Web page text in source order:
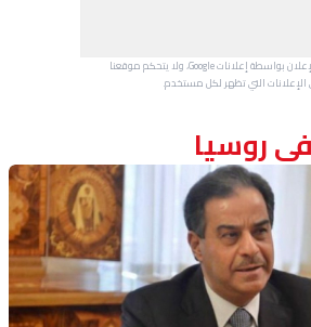
يتم عرض هذا الإعلان بواسطة إعلانات Google، ولا يتحكم موقعنا
الإعلانات التي تظهر لكل مستخدم.
روسيا